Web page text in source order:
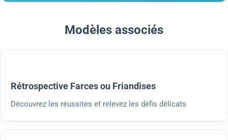
Modèles associés
Rétrospective Farces ou Friandises
Découvrez les réussites et relevez les défis délicats